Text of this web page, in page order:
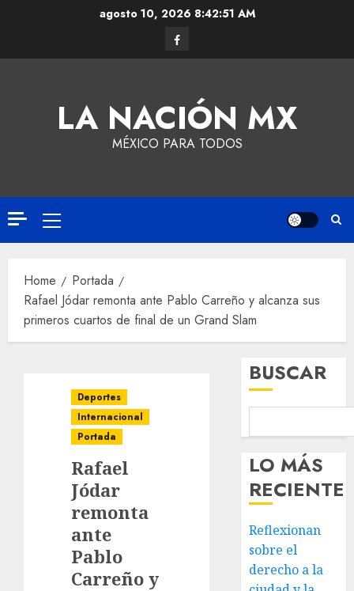
agosto 10, 2026 8:42:51 AM
LA NACIÓN MX
MÉXICO PARA TODOS
Home
Portada
Rafael Jódar remonta ante Pablo Carreño y alcanza sus
primeros cuartos de final de un Grand Slam
Deportes
Internacional
Portada
Rafael
Jódar
remonta
ante
Pablo
Carreño y
BUSCAR
LO MÁS
RECIENTE
Reflexionan
sobre el
derecho a la